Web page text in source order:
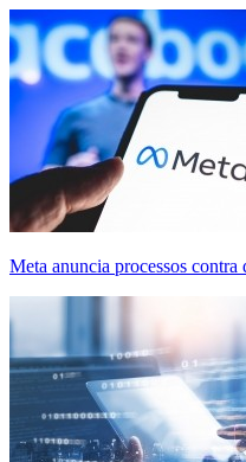
Meta anuncia processos